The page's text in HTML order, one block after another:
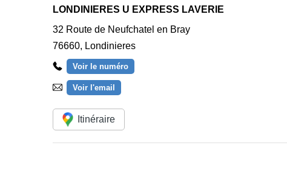
LONDINIERES U EXPRESS LAVERIE
32 Route de Neufchatel en Bray
76660, Londinieres
Voir le numéro
Voir l'email
Itinéraire